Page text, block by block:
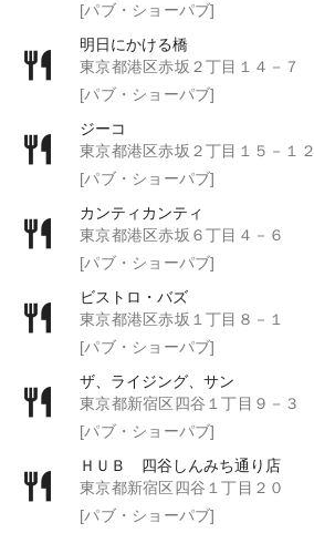
[パブ・ショーパブ]
明日にかける橋
東京都港区赤坂２丁目１４－７
[パブ・ショーパブ]
ジーコ
東京都港区赤坂２丁目１５－１２
[パブ・ショーパブ]
カンティカンティ
東京都港区赤坂６丁目４－６
[パブ・ショーパブ]
ビストロ・バズ
東京都港区赤坂１丁目８－１
[パブ・ショーパブ]
ザ、ライジング、サン
東京都新宿区四谷１丁目９－３
[パブ・ショーパブ]
ＨＵＢ 四谷しんみち通り店
東京都新宿区四谷１丁目２０
[パブ・ショーパブ]